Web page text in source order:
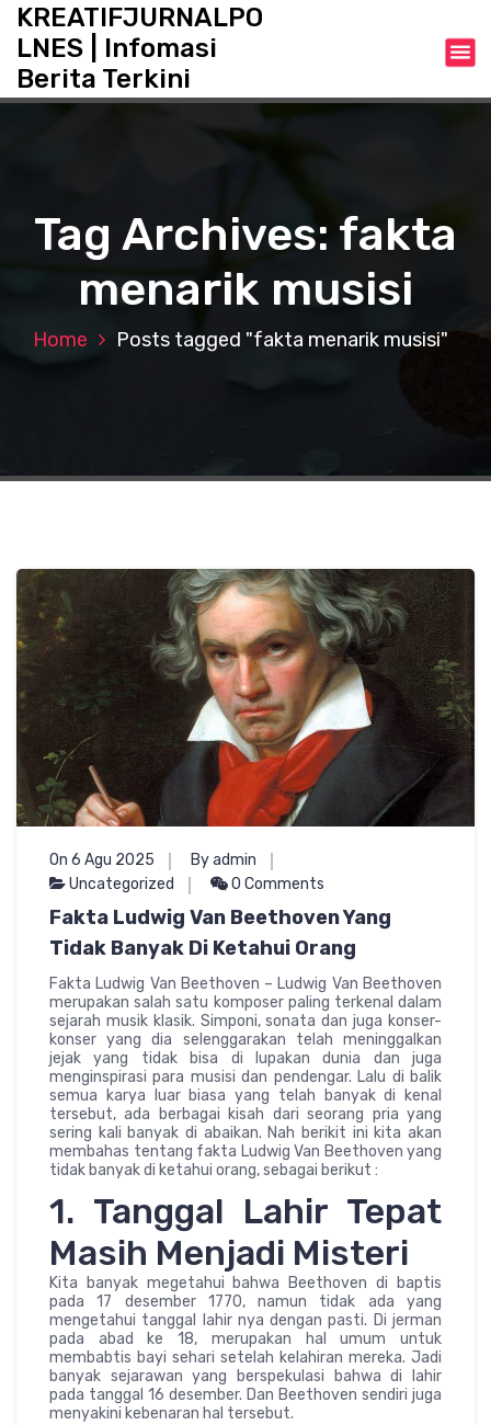
t
KREATIFJURNALPO
LNES | Infomasi
Berita Terkini
Tag Archives: fakta
menarik musisi
Home Posts tagged "fakta menarik musisi"
On 6 Agu 2025
By admin
Uncategorized
0 Comments
Fakta Ludwig Van Beethoven Yang
Tidak Banyak Di Ketahui Orang
Fakta Ludwig Van Beethoven – Ludwig Van Beethoven
merupakan salah satu komposer paling terkenal dalam
sejarah musik klasik. Simponi, sonata dan juga konser-
konser yang dia selenggarakan telah meninggalkan
jejak yang tidak bisa di lupakan dunia dan juga
menginspirasi para musisi dan pendengar. Lalu di balik
semua karya luar biasa yang telah banyak di kenal
tersebut, ada berbagai kisah dari seorang pria yang
sering kali banyak di abaikan. Nah berikit ini kita akan
membahas tentang fakta Ludwig Van Beethoven yang
tidak banyak di ketahui orang, sebagai berikut :
1. Tanggal Lahir Tepat
Masih Menjadi Misteri
Kita banyak megetahui bahwa Beethoven di baptis
pada 17 desember 1770, namun tidak ada yang
mengetahui tanggal lahir nya dengan pasti. Di jerman
pada abad ke 18, merupakan hal umum untuk
membabtis bayi sehari setelah kelahiran mereka. Jadi
banyak sejarawan yang berspekulasi bahwa di lahir
pada tanggal 16 desember. Dan Beethoven sendiri juga
menyakini kebenaran hal tersebut.